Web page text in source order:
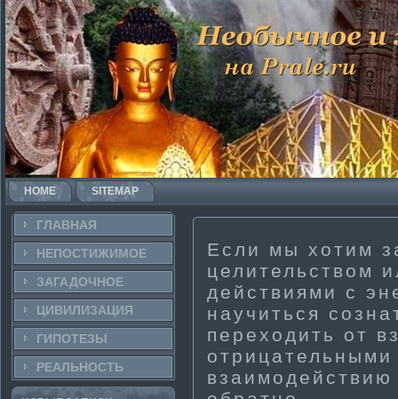
HOME SITEMAP
ГЛАВНАЯ
НЕПОСТИ­ЖИМОЕ
ЗАГАДОЧНΟЕ
ЦИВИЛИЗАЦИЯ
ГИПОТЕЗЫ
РЕАЛЬНΟСТЬ
Если мы хоти­м
целительством
действиями с
научиться
переходить от